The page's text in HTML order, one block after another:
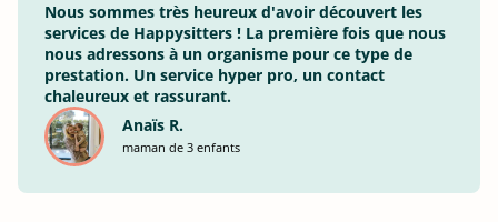
Nous sommes très heureux d'avoir découvert les
services de Happysitters ! La première fois que nous
nous adressons à un organisme pour ce type de
prestation. Un service hyper pro, un contact
chaleureux et rassurant.
Anaïs R.
maman de 3 enfants